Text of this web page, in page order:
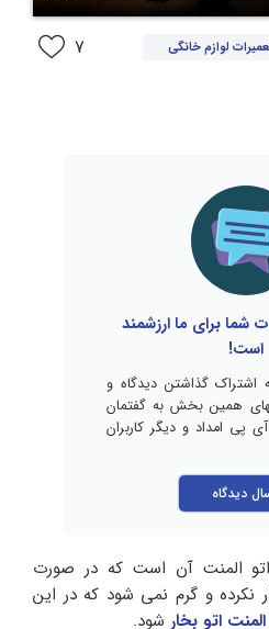
لوازم خانگی 7
شما برای ما ارزشمند
است!
اشتراک گذاشتن دیدگاه و
همین بخش به گفتمان
آی پی امداد و دیگر کاربران
دیدگاه
المنت آن است که در صورت
نکرده و گرم نمی شود که در این
اتو بخار شود.